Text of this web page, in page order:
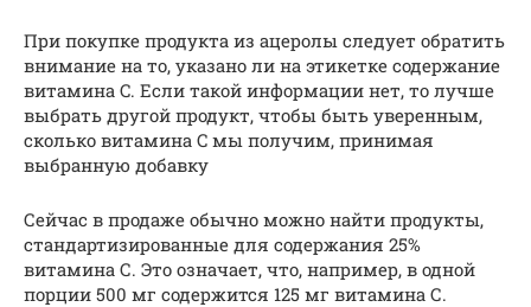
При покупке продукта из ацеролы следует обратить
внимание на то, указано ли на этикетке содержание
витамина C. Если такой информации нет, то лучше
выбрать другой продукт, чтобы быть уверенным,
сколько витамина C мы получим, принимая
выбранную добавку
Сейчас в продаже обычно можно найти продукты,
стандартизированные для содержания 25%
витамина С. Это означает, что, например, в одной
порции 500 мг содержится 125 мг витамина С.